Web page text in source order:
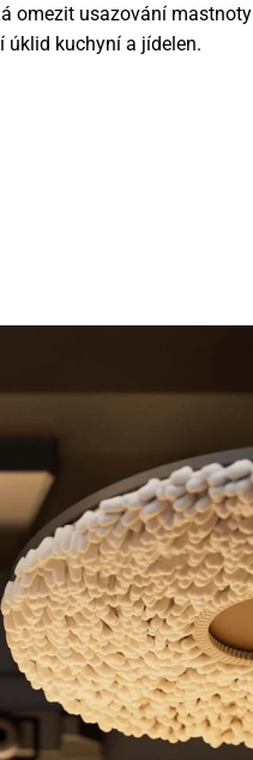
omezit usazování mastnoty
úklid kuchyní a jídelen.